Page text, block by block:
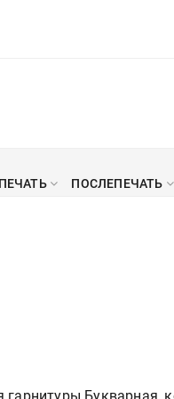
ПЕЧАТЬ ПОСЛЕПЕЧАТЬ